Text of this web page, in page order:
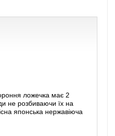
ложечка має 2
не розбиваючи їх на
японська нержавіюча